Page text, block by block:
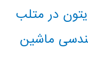
در متلب
ماشین